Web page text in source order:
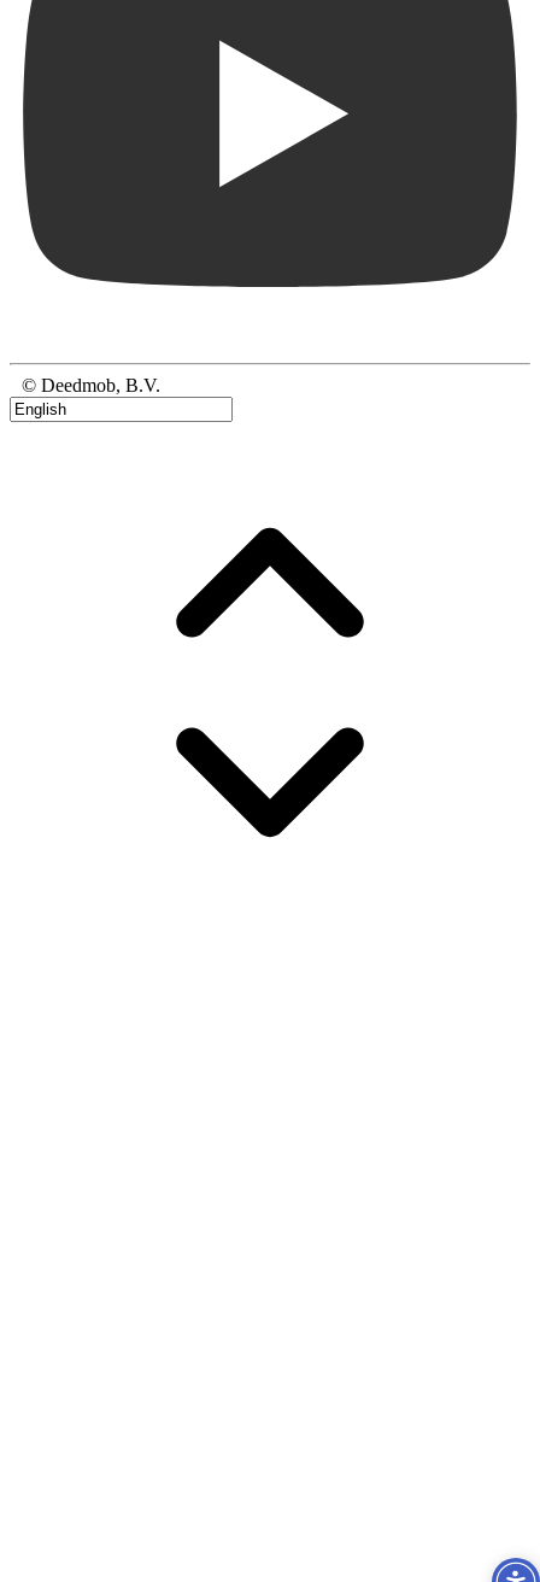
© Deedmob, B.V.